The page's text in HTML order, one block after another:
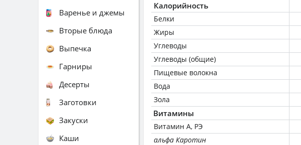
Калорийность
Белки
Жиры
Углеводы
Углеводы (общие)
Пищевые волокна
Вода
Зола
Витамины
Витамин А, РЭ
альфа Каротин
Варенье и джемы
Вторые блюда
Выпечка
Гарниры
Десерты
Заготовки
Закуски
Каши